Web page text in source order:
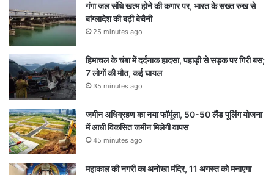
गंगा जल संधि खत्म होने की कगार पर, भारत के सख्त रुख से
बांग्लादेश की बढ़ी बेचैनी
25 minutes ago
हिमाचल के चंबा में दर्दनाक हादसा, पहाड़ी से सड़क पर गिरी बस;
7 लोगों की मौत, कई घायल
35 minutes ago
जमीन अधिग्रहण का नया फॉर्मूला, 50-50 लैंड पूलिंग योजना
में आधी विकसित जमीन मिलेगी वापस
45 minutes ago
महाकाल की नगरी का अनोखा मंदिर, 11 अगस्त को मनाएगा